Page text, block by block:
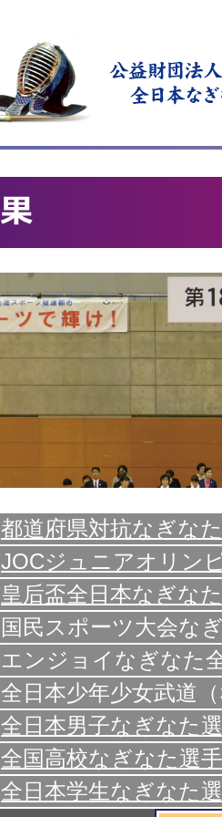
都道府県対抗なぎな
JOCジュニアオリン
皇后盃全日本なぎな
国民スポーツ大会な
エンジョイなぎなた
全日本少年少女武道
全日本男子なぎなた
全国高校なぎなた選
全日本学生なぎなた